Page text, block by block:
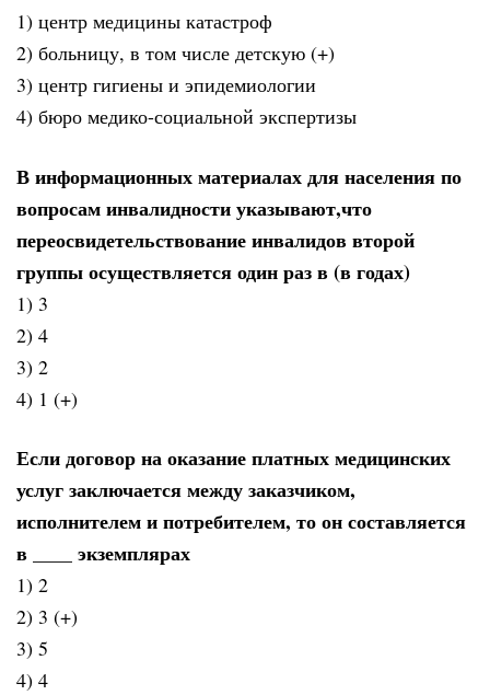
1) центр медицины катастроф
2) больницу, в том числе детскую (+)
3) центр гигиены и эпидемиологии
4) бюро медико-социальной экспертизы
В информационных материалах для населения по
вопросам инвалидности указывают,что
переосвидетельствование инвалидов второй
группы осуществляется один раз в (в годах)
1) 3
2) 4
3) 2
4) 1 (+)
Если договор на оказание платных медицинских
услуг заключается между заказчиком,
исполнителем и потребителем, то он составляется
в ____ экземплярах
1) 2
2) 3 (+)
3) 5
4) 4